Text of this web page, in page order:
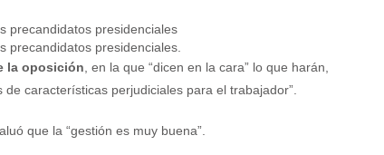
precandidatos presidenciales.
la oposición , en la que “dicen en la cara” lo que harán,
características perjudiciales para el trabajador”.
que la “gestión es muy buena”.